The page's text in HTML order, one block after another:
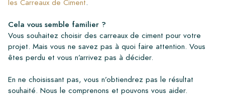
les Carreaux de Ciment.
Cela vous semble familier ?
Vous souhaitez choisir des carreaux de ciment pour votre
projet. Mais vous ne savez pas à quoi faire attention. Vous
êtes perdu et vous n’arrivez pas à décider.
En ne choisissant pas, vous n’obtiendrez pas le résultat
souhaité. Nous le comprenons et pouvons vous aider.